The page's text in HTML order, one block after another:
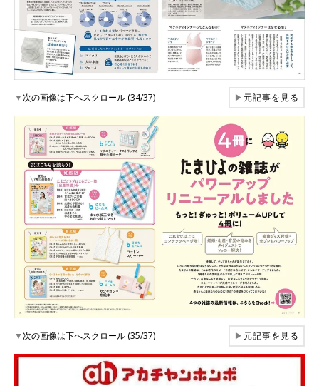
▼次の画像は下へスクロール (34/37) ▶元記事を見る
▼次の画像は下へスクロール (35/37) ▶元記事を見る